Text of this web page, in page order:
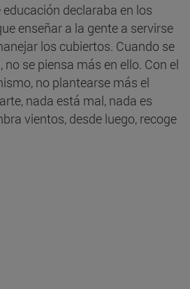
declaraba en los
enseñar a la gente a servirse
los cubiertos. Cuando se
se piensa más en ello. Con el
no plantearse más el
nada está mal, nada es
vientos, desde luego, recoge